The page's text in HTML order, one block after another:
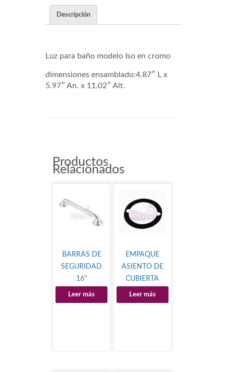
Descripción
Luz para baño modelo Iso en cromo
dimensiones ensamblado:4.87″ L x
5.97″ An. x 11.02″ Alt.
Productos
Relacionados
BARRAS DE
SEGURIDAD
16"
Leer más
EMPAQUE
ASIENTO DE
CUBIERTA
Leer más